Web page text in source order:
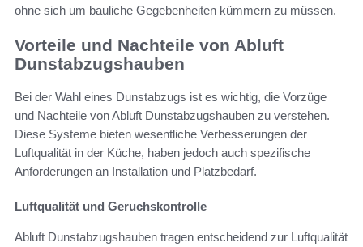
ohne sich um bauliche Gegebenheiten kümmern zu müssen.
Vorteile und Nachteile von Abluft
Dunstabzugshauben
Bei der Wahl eines Dunstabzugs ist es wichtig, die Vorzüge
und Nachteile von Abluft Dunstabzugshauben zu verstehen.
Diese Systeme bieten wesentliche Verbesserungen der
Luftqualität in der Küche, haben jedoch auch spezifische
Anforderungen an Installation und Platzbedarf.
Luftqualität und Geruchskontrolle
Abluft Dunstabzugshauben tragen entscheidend zur Luftqualität